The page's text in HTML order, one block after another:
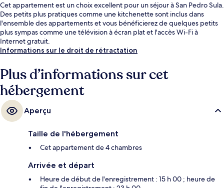
Cet appartement est un choix excellent pour un séjour à San Pedro Sula.
Des petits plus pratiques comme une kitchenette sont inclus dans
l'ensemble des appartements et vous bénéficierez de quelques petits
plus sympas comme une télévision à écran plat et l'accès Wi-Fi à
Internet gratuit.
Informations sur le droit de rétractation
Plus d’informations sur cet
hébergement
Aperçu
Taille de l'hébergement
Cet appartement de 4 chambres
Arrivée et départ
Heure de début de l'enregistrement : 15 h 00 ; heure de